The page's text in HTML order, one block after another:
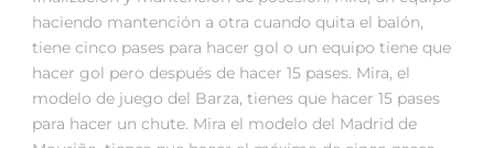
haciendo mantención a otra cuando quita el balón,
tiene cinco pases para hacer gol o un equipo tiene que
hacer gol pero después de hacer 15 pases. Mira, el
modelo de juego del Barza, tienes que hacer 15 pases
para hacer un chute. Mira el modelo del Madrid de